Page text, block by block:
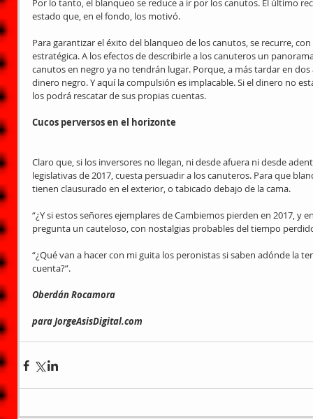
Por lo tanto, el blanqueo se reduce a ir por los canutos. El último
estado que, en el fondo, los motivó.
Para garantizar el éxito del blanqueo de los canutos, se recurre,
estratégica. A los efectos de describirle a los canuteros un
canutos en negro ya no tendrán lugar. Porque, a más tardar en
dinero negro. Y aquí la compulsión es implacable. Si el dinero no
los podrá rescatar de sus propias cuentas.
Cucos perversos en el horizonte
Claro que, si los inversores no llegan, ni desde afuera ni desde
legislativas de 2017, cuesta persuadir a los canuteros. Para que
tienen clausurado en el exterior, o tabicado debajo de la cama.
“¿Y si estos señores ejemplares de Cambiemos pierden en 2017, y
pregunta un cauteloso, con nostalgias probables del tiempo
“¿Qué van a hacer con mi guita los peronistas si saben adónde la
cuenta?”.
Oberdán Rocamora
para JorgeAsisDigital.com